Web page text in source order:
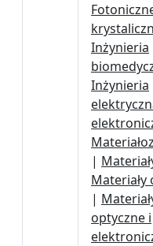
Inżynieria
Inżynieria
|
Materiały
|
optyczne i